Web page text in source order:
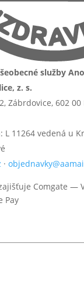
služby
z. s.
Zábrdovice, 602 00
L 11264 vedená u
·